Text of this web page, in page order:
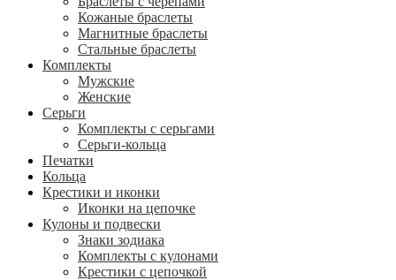
Кожаные браслеты
Магнитные браслеты
Стальные браслеты
Комплекты
Мужские
Женские
Серьги
Комплекты с серьгами
Серьги-кольца
Печатки
Кольца
Крестики и иконки
Иконки на цепочке
Кулоны и подвески
Знаки зодиака
Комплекты с кулонами
Крестики с цепочкой